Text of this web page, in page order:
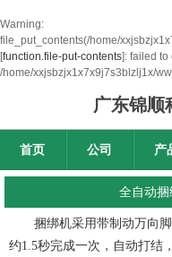
Warning:
file_put_contents(/home/
[function.file-put-contents]: failed to
/home/xxjsbzjx1x7x9j7s3blzlj1x/
广东锦顺
首页 公司 产
全自动
捆绑机采用带制动万向脚
约1.5秒完成一次，自动打结